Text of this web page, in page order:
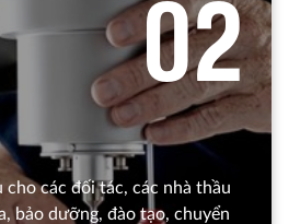
02
cho các đối tác, các nhà thầu
bảo dưỡng, đào tạo, chuyển